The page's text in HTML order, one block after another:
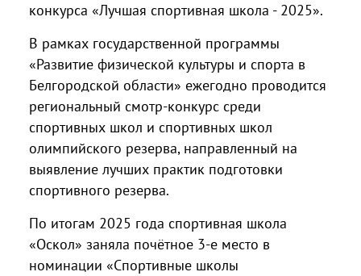
конкурса «Лучшая спортивная школа - 2025».
В рамках государственной программы
«Развитие физической культуры и спорта в
Белгородской области» ежегодно проводится
региональный смотр-конкурс среди
спортивных школ и спортивных школ
олимпийского резерва, направленный на
выявление лучших практик подготовки
спортивного резерва.
По итогам 2025 года спортивная школа
«Оскол» заняла почётное 3-е место в
номинации «Спортивные школы